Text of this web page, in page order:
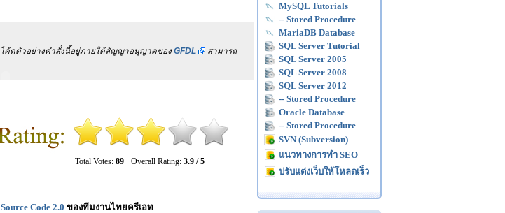
โค้ดตัวอย่างคำสั่งนี้อยู่ภายใต้สัญญาอนุญาตของGFDL
สามารถ
Total Votes: 89 Overall Rating: 3.9 / 5
Source Code 2.0 ของทีมงานไทยครีเอท
MySQL Tutorials
-- Stored Procedure
MariaDB Database
SQL Server Tutorial
SQL Server 2005
SQL Server 2008
SQL Server 2012
-- Stored Procedure
Oracle Database
-- Stored Procedure
SVN (Subversion)
แนวทางการทำ SEO
ปรับแต่งเว็บให้โหลดเร็ว